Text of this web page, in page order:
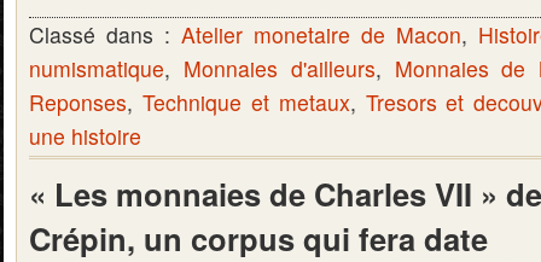
Classé dans : Atelier monetaire de Macon,
numismatique, Monnaies d'ailleurs, Monnaies de
Reponses, Technique et metaux, Tresors et
une histoire
« Les monnaies de Charles VII »
Crépin, un corpus qui fera date